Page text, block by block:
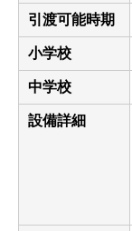
引渡可能時期
小学校
中学校
設備詳細